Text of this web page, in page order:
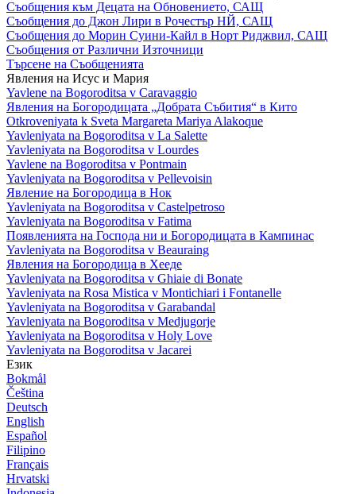
Съобщения към Децата на Обновението, САЩ
Съобщения до Джон Лири в Рочестър НЙ, САЩ
Съобщения до Морин Суини-Кайл в Норт Риджвил, САЩ
Съобщения от Различни Източници
Търсене на Съобщенията
Явления на Исус и Мария
Yavlene na Bogoroditsa v Caravaggio
Явления на Богородицата „Добрата Събития“ в Кито
Otkroveniyata k Sveta Margareta Mariya Alakoque
Yavleniyata na Bogoroditsa v La Salette
Yavleniyata na Bogoroditsa v Lourdes
Yavlene na Bogoroditsa v Pontmain
Yavleniyata na Bogoroditsa v Pellevoisin
Явление на Богородица в Нок
Yavleniyata na Bogoroditsa v Castelpetroso
Yavleniyata na Bogoroditsa v Fatima
Появленията на Господа ни и Богородицата в Кампинас
Yavleniyata na Bogoroditsa v Beauraing
Явления на Богородица в Хееде
Yavleniyata na Bogoroditsa v Ghiaie di Bonate
Yavleniyata na Rosa Mistica v Montichiari i Fontanelle
Yavleniyata na Bogoroditsa v Garabandal
Yavleniyata na Bogoroditsa v Medjugorje
Yavleniyata na Bogoroditsa v Holy Love
Yavleniyata na Bogoroditsa v Jacarei
Език
Bokmål
Čeština
Deutsch
English
Español
Filipino
Français
Hrvatski